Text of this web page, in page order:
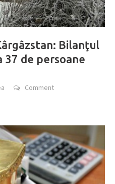
Bilanţul
37 de persoane
Comment